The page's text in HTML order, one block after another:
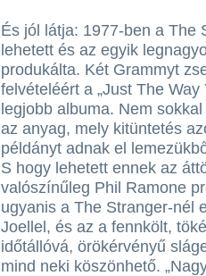
És jól látja: 1977-ben a The
lehetett és az egyik
produkálta. Két Grammyt
felvételéért a „Just The
legjobb albuma. Nem
az anyag, mely kitüntetés
példányt adnak el
S hogy lehetett ennek az
valószínűleg Phil Ramone
ugyanis a The Stranger-nél
Joellel, és az a fennkölt,
időtállóvá, örökérvényű
mind neki köszönhető.